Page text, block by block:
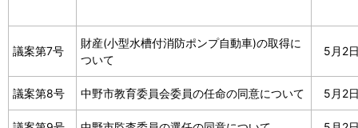
議案第7号
財産(小型水槽付消防ポンプ自動車)の取得に
ついて
5月2
議案第8号 中野市教育委員会委員の任命の同意について 5月2